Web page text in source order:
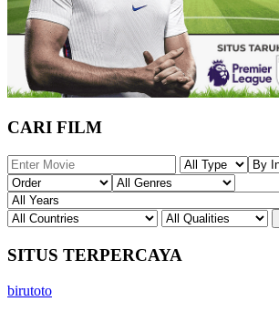
CARI FILM
SITUS TERPERCAYA
birutoto